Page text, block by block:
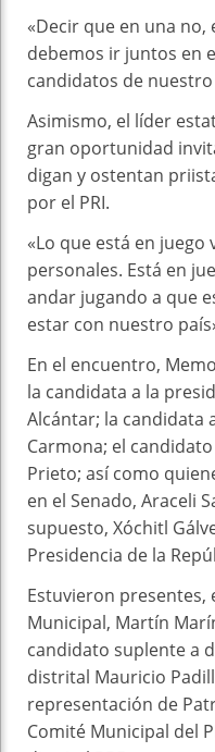
«Decir que en una
debemos ir juntos en
candidatos de
Asimismo, el líder
gran oportunidad
digan y ostentan
por el PRI.
«Lo que está en juego
personales. Está en
andar jugando a que
estar con nuestro
En el encuentro,
la candidata a la
Alcántar; la candidata
Carmona; el
Prieto; así como
en el Senado, Araceli
supuesto, Xóchitl
Presidencia de la
Estuvieron presentes,
Municipal, Martín
candidato suplente a
distrital Mauricio
representación de
Comité Municipal del